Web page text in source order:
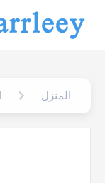
المنزل